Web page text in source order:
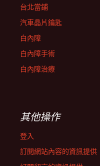
台北當鋪
汽車晶片鑰匙
白內障
白內障手術
白內障治療
其他操作
登入
訂閱網站內容的資訊提供